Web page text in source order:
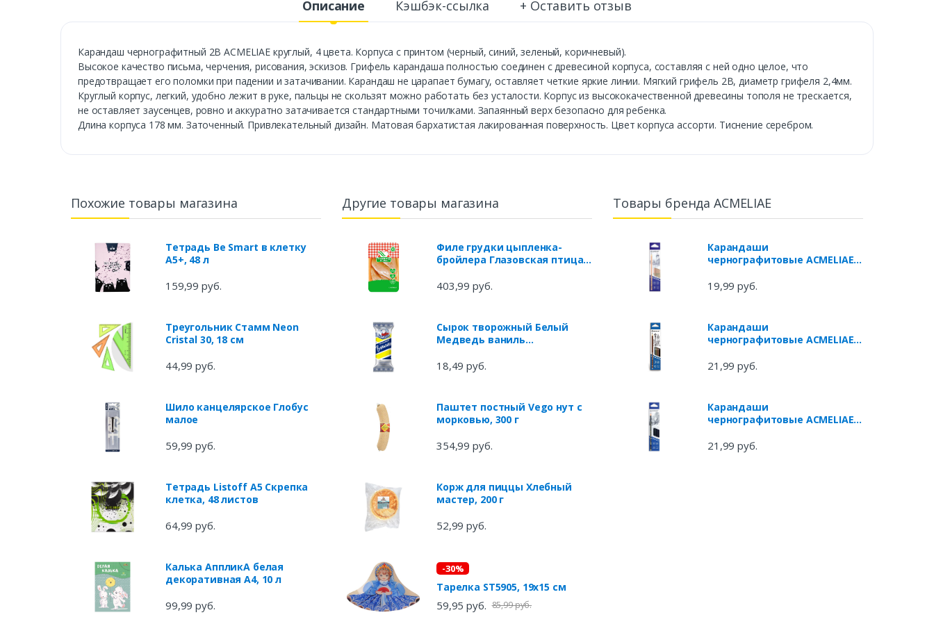
Описание Кэшбэк-ссылка + Оставить отзыв
Карандаш чернографитный 2B ACMELIAE круглый, 4 цвета. Корпуса с принтом (черный, синий, зеленый, коричневый).
Высокое качество письма, черчения, рисования, эскизов. Грифель карандаша полностью соединен с древесиной корпуса, составляя с ней одно целое, что
предотвращает его поломки при падении и затачивании. Карандаш не царапает бумагу, оставляет четкие яркие линии. Мягкий грифель 2В, диаметр грифеля 2,4мм.
Круглый корпус, легкий, удобно лежит в руке, пальцы не скользят можно работать без усталости. Корпус из высококачественной древесины тополя не трескается,
не оставляет заусенцев, ровно и аккуратно затачивается стандартными точилками. Запаянный верх безопасно для ребенка.
Длина корпуса 178 мм. Заточенный. Привлекательный дизайн. Матовая бархатистая лакированная поверхность. Цвет корпуса ассорти. Тиснение серебром.
Похожие товары магазина
Тетрадь Be Smart в клетку
А5+, 48 л
159,99 руб.
Треугольник Стамм Neon
Cristal 30, 18 см
44,99 руб.
Шило канцелярское Глобус
малое
59,99 руб.
Тетрадь Listoff А5 Скрепка
клетка, 48 листов
64,99 руб.
Калька АппликА белая
декоративная А4, 10 л
99,99 руб.
Другие товары магазина
Филе грудки цыпленка-
бройлера Глазовская птица
упаковка ~ 0,6 кг
403,99 руб.
Сырок творожный Белый
Медведь ваниль
18,49 руб.
Паштет постный Vego нут с
морковью, 300 г
354,99 руб.
Корж для пиццы Хлебный
мастер, 200 г
52,99 руб.
-30%
Тарелка ST5905, 19х15 см
59,95 руб. 85,99 руб.
Товары бренда ACMELIAE
Карандаши
чернографитовые ACMELIAE
19,99 руб.
Карандаши
чернографитовые ACMELIAE
21,99 руб.
Карандаши
чернографитовые ACMELIAE с
21,99 руб.